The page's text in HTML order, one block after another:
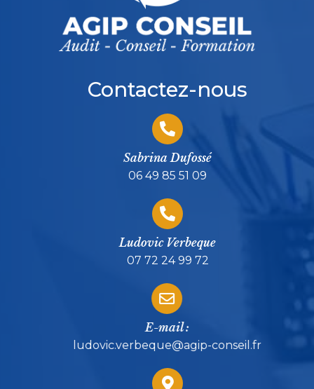
Contactez-nous
Sabrina Dufossé
06 49 85 51 09
Ludovic Verbeque
07 72 24 99 72
E-mail :
ludovic.verbeque@agip-conseil.fr